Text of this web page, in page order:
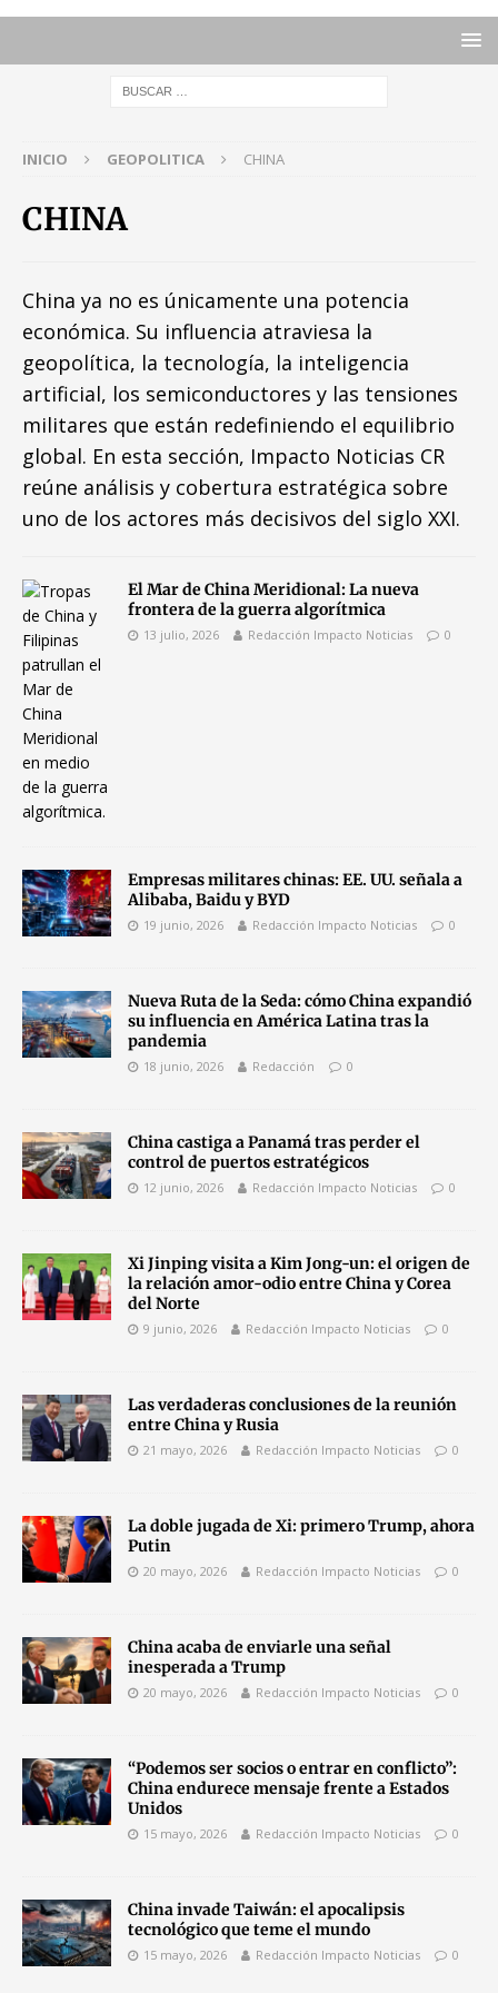
INICIO GEOPOLITICA CHINA
CHINA
China ya no es únicamente una potencia
económica. Su influencia atraviesa la
geopolítica, la tecnología, la inteligencia
artificial, los semiconductores y las tensiones
militares que están redefiniendo el equilibrio
global. En esta sección, Impacto Noticias CR
reúne análisis y cobertura estratégica sobre
uno de los actores más decisivos del siglo XXI.
El Mar de China Meridional: La nueva
frontera de la guerra algorítmica
13 julio, 2026 Redacción Impacto Noticias 0
Empresas militares chinas: EE. UU. señala a
Alibaba, Baidu y BYD
19 junio, 2026 Redacción Impacto Noticias 0
Nueva Ruta de la Seda: cómo China expandió
su influencia en América Latina tras la
pandemia
18 junio, 2026 Redacción 0
China castiga a Panamá tras perder el
control de puertos estratégicos
12 junio, 2026 Redacción Impacto Noticias 0
Xi Jinping visita a Kim Jong-un: el origen de
la relación amor-odio entre China y Corea
del Norte
9 junio, 2026 Redacción Impacto Noticias 0
Las verdaderas conclusiones de la reunión
entre China y Rusia
21 mayo, 2026 Redacción Impacto Noticias 0
La doble jugada de Xi: primero Trump, ahora
Putin
20 mayo, 2026 Redacción Impacto Noticias 0
China acaba de enviarle una señal
inesperada a Trump
20 mayo, 2026 Redacción Impacto Noticias 0
“Podemos ser socios o entrar en conflicto”:
China endurece mensaje frente a Estados
Unidos
15 mayo, 2026 Redacción Impacto Noticias 0
China invade Taiwán: el apocalipsis
tecnológico que teme el mundo
15 mayo, 2026 Redacción Impacto Noticias 0